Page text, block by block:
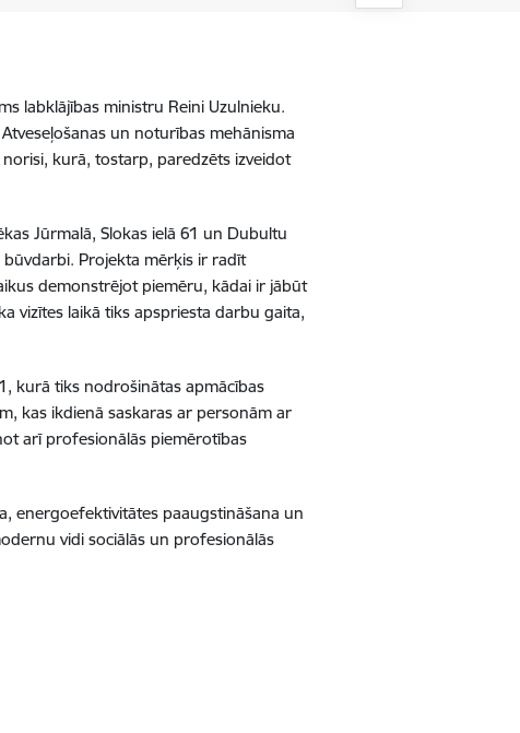
labklājības ministru Reini Uzulnieku.
un noturības mehānisma
norisi, kurā, tostarp, paredzēts izveidot
Jūrmalā, Slokas ielā 61 un Dubultu
Projekta mērķis ir radīt
demonstrējot piemēru, kādai ir jābūt
vizītes laikā tiks apspriesta darbu gaita,
kurā tiks nodrošinātas apmācības
kas ikdienā saskaras ar personām ar
arī profesionālās piemērotības
energoefektivitātes paaugstināšana un
vidi sociālās un profesionālās